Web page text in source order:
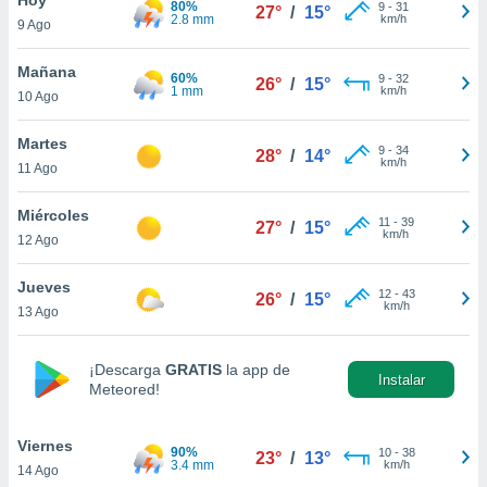
y
en
más
de
cookies
aceptar
9 Ago
80%
2.8 mm
27° / 15° 9- 31
km/h
Mañana
10 Ago
60%
1 mm
26° / 15° 9- 32
km/h
Martes
11 Ago
28° / 14° 9- 34
km/h
Miércoles
12 Ago
27° / 15° 11 - 39
km/h
Jueves
13 Ago
26° / 15° 12- 43
km/h
¡Descarga GRATIS la app de
Meteored!
Instalar
Viernes
14 Ago
90%
3.4 mm
23° / 13° 10- 38
km/h